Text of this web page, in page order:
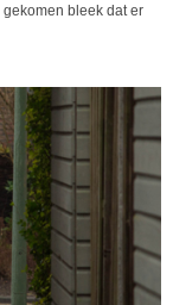
bleek dat er